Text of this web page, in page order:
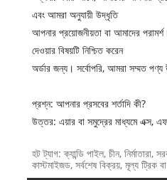
এবং আমরা অনুযায়ী উদ্ধৃতি
আপনার প্রয়োজনীয়তা বা আমাদের
দেওয়ার বিষয়টি নিশ্চিত করেন
অর্ডার জন্য। সর্বোপরি, আমরা সম্মত পণ্য
প্রশ্ন: আপনার প্রসবের শর্তাদি কী?
উত্তর: এয়ার বা সমুদ্রের মাধ্যমে
হট ট্যাগ: ক্যান্ডি পাইল, চীন, নির্মাতারা,
কাস্টমাইজড, সর্বশেষ বিক্রয়, মূল্য ট্রিক